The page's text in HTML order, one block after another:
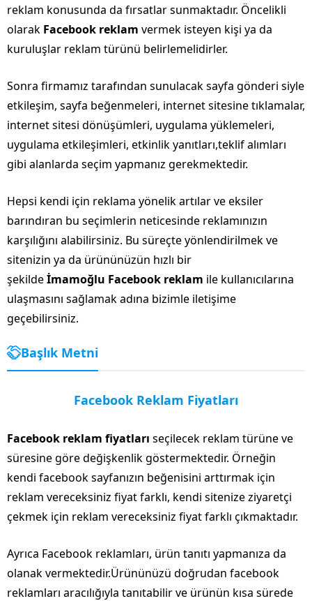
reklam konusunda da fırsatlar sunmaktadır. Öncelikli
olarak Facebook reklam vermek isteyen kişi ya da
kuruluşlar reklam türünü belirlemelidirler.
Sonra firmamız tarafından sunulacak sayfa gönderi siyle
etkileşim, sayfa beğenmeleri, internet sitesine tıklamalar,
internet sitesi dönüşümleri, uygulama yüklemeleri,
uygulama etkileşimleri, etkinlik yanıtları,teklif alımları
gibi alanlarda seçim yapmanız gerekmektedir.
Hepsi kendi için reklama yönelik artılar ve eksiler
barındıran bu seçimlerin neticesinde reklamınızın
karşılığını alabilirsiniz. Bu süreçte yönlendirilmek ve
sitenizin ya da ürününüzün hızlı bir
şekildeİmamoğlu Facebook reklam ile kullanıcılarına
ulaşmasını sağlamak adına bizimle iletişime
geçebilirsiniz.
Başlık Metni
Facebook Reklam Fiyatları
Facebook reklam fiyatları seçilecek reklam türüne ve
süresine göre değişkenlik göstermektedir. Örneğin
kendi facebook sayfanızın beğenisini arttırmak için
reklam vereceksiniz fiyat farklı, kendi sitenize ziyaretçi
çekmek için reklam vereceksiniz fiyat farklı çıkmaktadır.
Ayrıca Facebook reklamları, ürün tanıtı yapmanıza da
olanak vermektedir.Ürününüzü doğrudan facebook
reklamları aracılığıyla tanıtabilir ve ürünün kısa sürede